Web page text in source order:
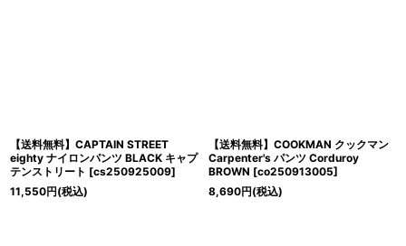
【送料無料】CAPTAIN STREET
eighty ナイロンパンツ BLACK キャプ
テンストリート [cs250925009]
11,550円(税込)
【送料無料】COOKMAN クックマン
Carpenter's パンツ Corduroy
BROWN [co250913005]
8,690円(税込)